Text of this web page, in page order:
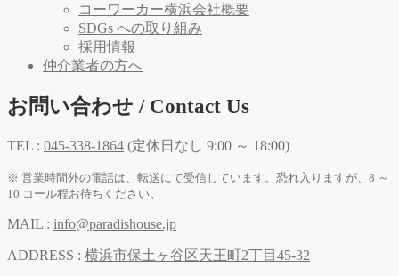
コーワーカー横浜会社概要
SDGs への取り組み
採用情報
仲介業者の方へ
お問い合わせ / Contact Us
TEL : 045-338-1864 (定休日なし 9:00 ～ 18:00)
※ 営業時間外の電話は、転送にて受信しています。恐れ入りますが、8 ～
10 コール程お待ちください。
MAIL : info@paradishouse.jp
ADDRESS : 横浜市保土ヶ谷区天王町2丁目45-32